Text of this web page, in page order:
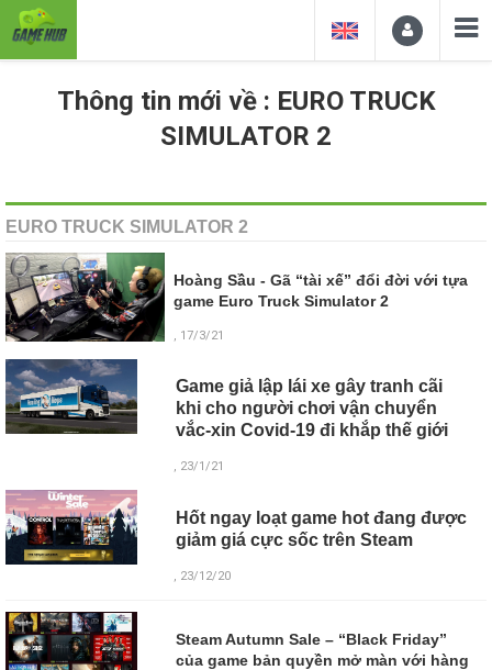
Thông tin mới về : EURO TRUCK
SIMULATOR 2
EURO TRUCK SIMULATOR 2
Hoàng Sầu - Gã “tài xế” đổi đời với tựa
game Euro Truck Simulator 2
, 17/3/21
Game giả lập lái xe gây tranh cãi
khi cho người chơi vận chuyển
vắc-xin Covid-19 đi khắp thế giới
, 23/1/21
Hốt ngay loạt game hot đang được
giảm giá cực sốc trên Steam
, 23/12/20
Steam Autumn Sale – “Black Friday”
của game bản quyền mở màn với hàng